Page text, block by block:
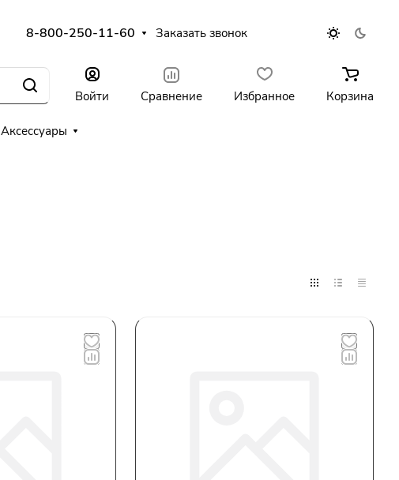
8-800-250-11-60 Заказать звонок
Войти Сравнение Избранное Корзина
Аксессуары